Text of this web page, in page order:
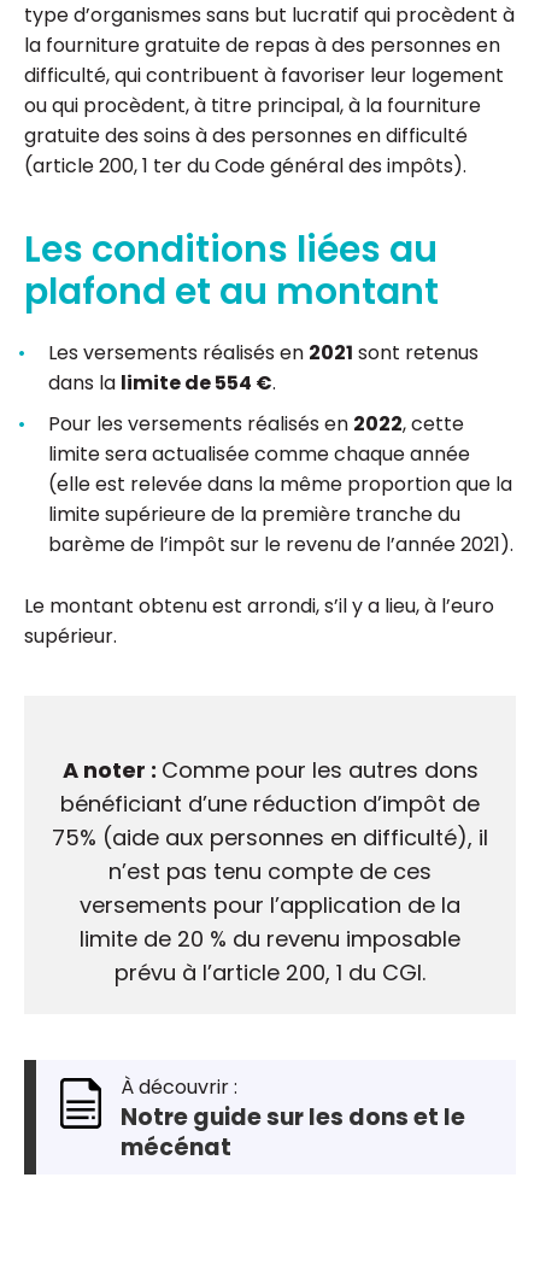
type d’organismes sans but lucratif qui procèdent à
la fourniture gratuite de repas à des personnes en
difficulté, qui contribuent à favoriser leur logement
ou qui procèdent, à titre principal, à la fourniture
gratuite des soins à des personnes en difficulté
(article 200, 1 ter du Code général des impôts).
Les conditions liées au
plafond et au montant
Les versements réalisés en 2021 sont retenus
dans la limite de 554 €.
Pour les versements réalisés en 2022, cette
limite sera actualisée comme chaque année
(elle est relevée dans la même proportion que la
limite supérieure de la première tranche du
barème de l’impôt sur le revenu de l’année 2021).
Le montant obtenu est arrondi, s’il y a lieu, à l’euro
supérieur.
A noter : Comme pour les autres dons
bénéficiant d’une réduction d’impôt de
75% (aide aux personnes en difficulté), il
n’est pas tenu compte de ces
versements pour l’application de la
limite de 20 % du revenu imposable
prévu à l’article 200, 1 du CGI.
À découvrir :
Notre guide sur les dons et le
mécénat